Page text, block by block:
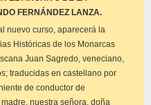
FERNÁNDEZ LANZA.
nuevo curso, aparecerá la
Históricas de los Monarcas
Juan Sagredo, veneciano,
traducidas en castellano por
de conductor de
nuestra señora, doña